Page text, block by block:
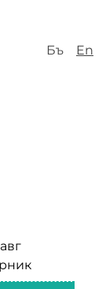
Бъ En
авг